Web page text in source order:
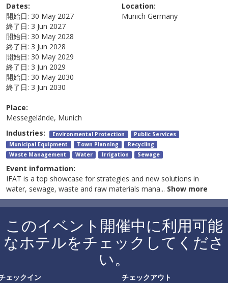
Dates:
開始日: 30 May 2027
終了日: 3 Jun 2027
開始日: 30 May 2028
終了日: 3 Jun 2028
開始日: 30 May 2029
終了日: 3 Jun 2029
開始日: 30 May 2030
終了日: 3 Jun 2030
Location:
Munich Germany
Place:
Messegelände, Munich
Industries: Environmental Protection
Public Services
Municipal Equipment
Town Planning
Recycling
Waste Management
Water Irrigation Sewage
Event information:
IFAT is a top showcase for strategies and new solutions in
water, sewage, waste and raw materials mana... Show more
このイベント開催中に利用可能
なホテルをチェックしてくださ
い。
ェックイン チェックアウト